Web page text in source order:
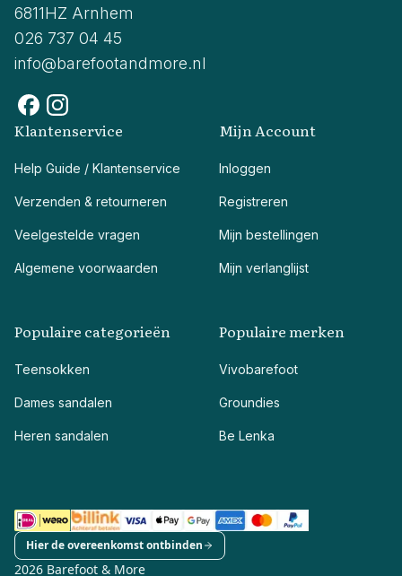
6811HZ Arnhem
026 737 04 45
info@barefootandmore.nl
Klantenservice
Help Guide / Klantenservice
Verzenden & retourneren
Veelgestelde vragen
Algemene voorwaarden
Mijn Account
Inloggen
Registreren
Mijn bestellingen
Mijn verlanglijst
Populaire categorieën
Teensokken
Dames sandalen
Heren sandalen
Populaire merken
Vivobarefoot
Groundies
Be Lenka
2026 Barefoot & More
Hier de overeenkomst ontbinden